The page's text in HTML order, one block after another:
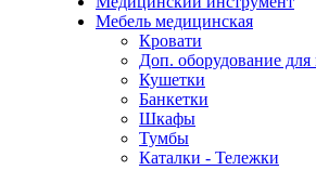
Мебель медицинская
Кровати
Доп. оборудование для
Кушетки
Банкетки
Шкафы
Тумбы
Каталки - Тележки